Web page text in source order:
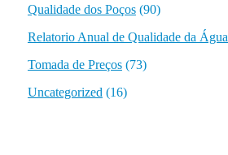
Qualidade dos Poços(90)
Relatorio Anual de Qualidade da Água
Tomada de Preços(73)
Uncategorized (16)